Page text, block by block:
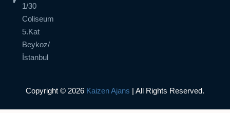
1/30
Coliseum
5.Kat
Beykoz/
İstanbul
Copyright © 2026 Kaizen Ajans | All Rights Reserved.